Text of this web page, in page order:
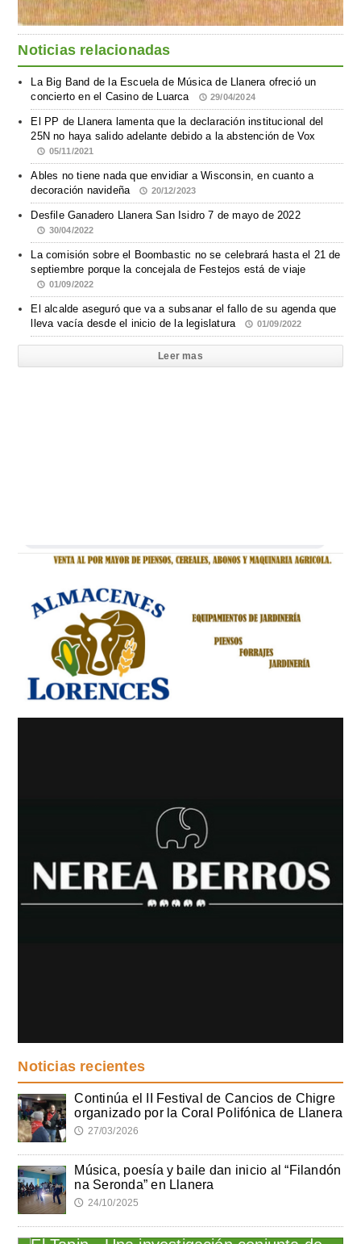
Noticias relacionadas
La Big Band de la Escuela de Música de Llanera ofreció un
concierto en el Casino de Luarca
29/04/2024
El PP de Llanera lamenta que la declaración institucional del
25N no haya salido adelante debido a la abstención de Vox
05/11/2021
Ables no tiene nada que envidiar a Wisconsin, en cuanto a
decoración navideña
20/12/2023
Desfile Ganadero Llanera San Isidro 7 de mayo de 2022
30/04/2022
La comisión sobre el Boombastic no se celebrará hasta el 21 de
septiembre porque la concejala de Festejos está de viaje
01/09/2022
El alcalde aseguró que va a subsanar el fallo de su agenda que
lleva vacía desde el inicio de la legislatura
01/09/2022
Leer mas
Noticias recientes
Continúa el II Festival de Cancios de Chigre
organizado por la Coral Polifónica de Llanera
🕔 27/03/2026
Música, poesía y baile dan inicio al “Filandón
na Seronda” en Llanera
🕔 24/10/2025